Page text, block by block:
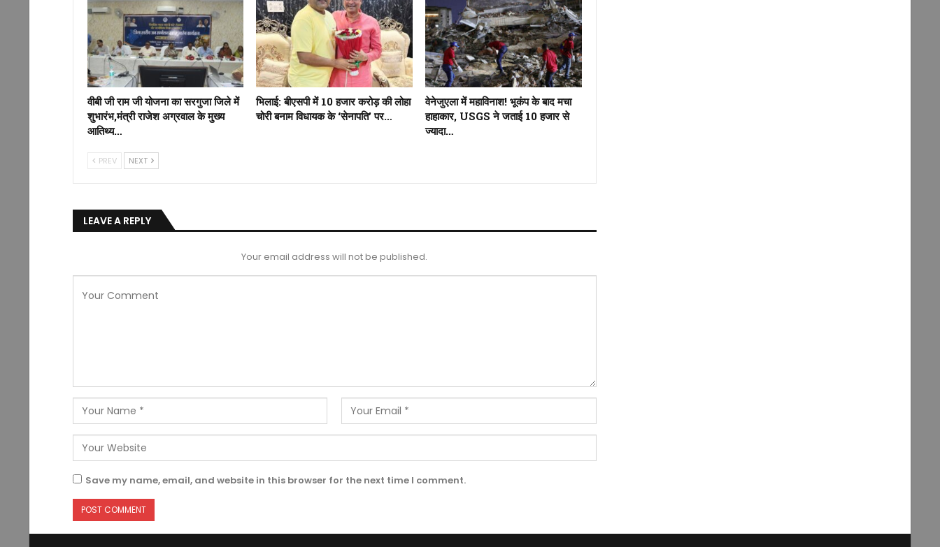
वीबी जी राम जी योजना का सरगुजा जिले में
शुभारंभ,मंत्री राजेश अग्रवाल के मुख्य
आतिथ्य…
भिलाई: बीएसपी में 10 हजार करोड़ की लोहा
चोरी बनाम विधायक के ‘सेनापति’ पर…
वेनेजुएला में महाविनाश! भूकंप के बाद मचा
हाहाकार, USGS ने जताई 10 हजार से
ज्यादा…
PREV NEXT
LEAVE A REPLY
Your email address will not be published.
Save my name, email, and website in this browser for the next time I comment.